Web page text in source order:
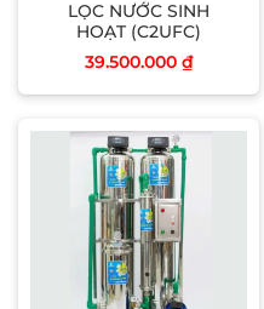
LỌC NƯỚC SINH
HOẠT (C2UFC)
39.500.000 ₫